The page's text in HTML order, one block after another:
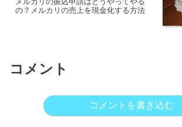
の？メルカリの売上を現金化する方法
コメント
コメントを書き込む